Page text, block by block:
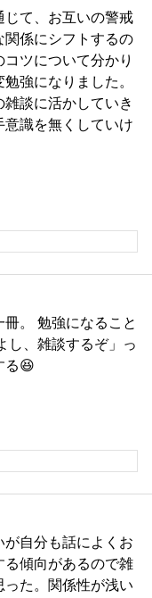
じて、お互いの警戒
関係にシフトするの
ツについて分かり
強になりました。
談に活かしていき
識を無くしていけ
。 勉強になること
し、雑談するぞ」っ
る😆
自分も話によくお
る傾向があるので雑
た。関係性が浅い